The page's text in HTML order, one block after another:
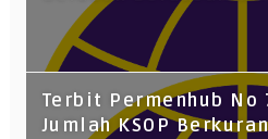
Terbit Permenhub No
Jumlah KSOP